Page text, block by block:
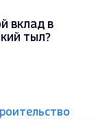
вклад в
тыл?